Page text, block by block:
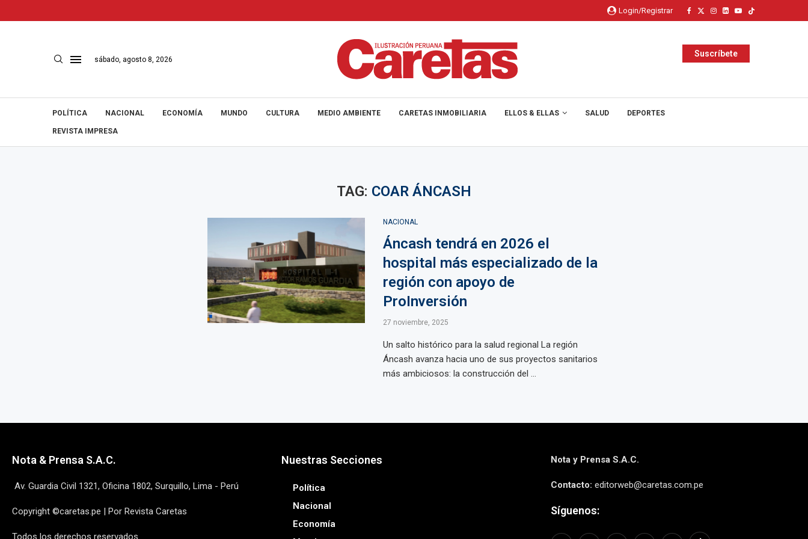
Login/Registrar
sábado, agosto 8, 2026
Suscríbete
POLÍTICA NACIONAL ECONOMÍA MUNDO CULTURA MEDIO AMBIENTE CARETAS INMOBILIARIA ELLOS & ELLAS SALUD DEPORTES
REVISTA IMPRESA
TAG: COAR ÁNCASH
NACIONAL
Áncash tendrá en 2026 el
hospital más especializado de la
región con apoyo de
ProInversión
27 noviembre, 2025
Un salto histórico para la salud regional La región
Áncash avanza hacia uno de sus proyectos sanitarios
más ambiciosos: la construcción del ...
Nota & Prensa S.A.C.
Av. Guardia Civil 1321, Oficina 1802, Surquillo, Lima - Perú
Copyright ©caretas.pe | Por Revista Caretas
Todos los derechos reservados
Nuestras Secciones
Política
Nacional
Economía
Nota y Prensa S.A.C.
Contacto: editorweb@caretas.com.pe
Síguenos: